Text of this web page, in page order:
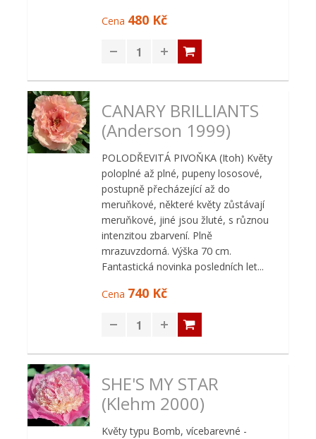
Cena 480 Kč
CANARY BRILLIANTS
(Anderson 1999)
POLODŘEVITÁ PIVOŇKA (Itoh) Květy
poloplné až plné, pupeny lososové,
postupně přecházející až do
meruňkové, některé květy zůstávají
meruňkové, jiné jsou žluté, s různou
intenzitou zbarvení. Plně
mrazuvzdorná. Výška 70 cm.
Fantastická novinka posledních let...
Cena 740 Kč
SHE'S MY STAR
(Klehm 2000)
Květy typu Bomb, vícebarevné -